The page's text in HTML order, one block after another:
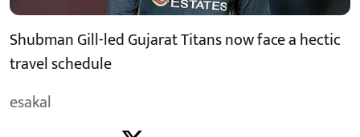
Shubman Gill-led Gujarat Titans now face a hectic
travel schedule
esakal